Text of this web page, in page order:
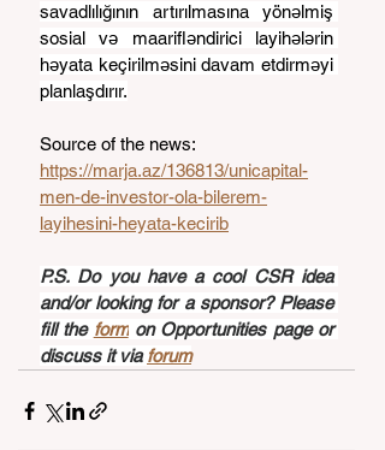
savadlılığının artırılmasına yönəlmiş
sosial və maarifləndirici layihələrin
həyata keçirilməsini davam etdirməyi
planlaşdırır.
Source of the news:
https://marja.az/136813/unicapital-
men-de-investor-ola-bilerem-
layihesini-heyata-kecirib
P.S. Do you have a cool CSR idea
and/or looking for a sponsor? Please
fill the form on Opportunities page or
discuss it via forum